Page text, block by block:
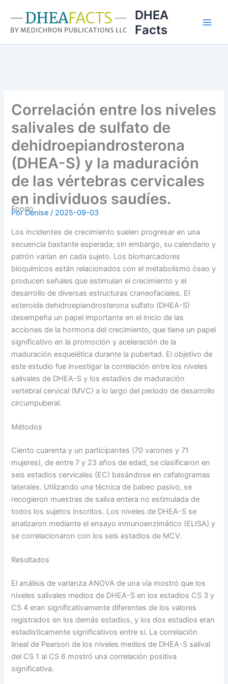
contenido
DHEA
Facts
Correlación entre los niveles
salivales de sulfato de
dehidroepiandrosterona
(DHEA-S) y la maduración
de las vértebras cervicales
en individuos saudíes.
PorDenise/ 2025-09-03
Fondo
Los incidentes de crecimiento suelen progresar en una
secuencia bastante esperada; sin embargo, su calendario y
patrón varían en cada sujeto. Los biomarcadores
bioquímicos están relacionados con el metabolismo óseo y
producen señales que estimulan el crecimiento y el
desarrollo de diversas estructuras craneofaciales. El
esteroide dehidroepiandrosterona sulfato (DHEA-S)
desempeña un papel importante en el inicio de las
acciones de la hormona del crecimiento, que tiene un papel
significativo en la promoción y aceleración de la
maduración esquelética durante la pubertad. El objetivo de
este estudio fue investigar la correlación entre los niveles
salivales de DHEA-S y los estadios de maduración
vertebral cervical (MVC) a lo largo del periodo de desarrollo
circumpuberal.
Métodos
Ciento cuarenta y un participantes (70 varones y 71
mujeres), de entre 7 y 23 años de edad, se clasificaron en
seis estadios cervicales (EC) basándose en cefalogramas
laterales. Utilizando una técnica de babeo pasivo, se
recogieron muestras de saliva entera no estimulada de
todos los sujetos inscritos. Los niveles de DHEA-S se
analizaron mediante el ensayo inmunoenzimático (ELISA) y
se correlacionaron con los seis estadios de MCV.
Resultados
El análisis de varianza ANOVA de una vía mostró que los
niveles salivales medios de DHEA-S en los estadios CS 3 y
CS 4 eran significativamente diferentes de los valores
registrados en los demás estadios, y los dos estadios eran
estadísticamente significativos entre sí. La correlación
lineal de Pearson de los niveles medios de DHEA-S salival
del CS 1 al CS 6 mostró una correlación positiva
significativa.